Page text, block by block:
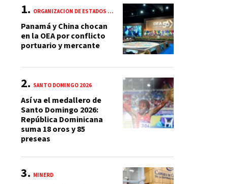
ORGANIZACIÓN DE ESTADOS AMERICANOS (OEA)
Panamá y China chocan
en la OEA por conflicto
portuario y mercante
SANTO DOMINGO 2026
Así va el medallero de
Santo Domingo 2026:
República Dominicana
suma 18 oros y 85
preseas
MINERD